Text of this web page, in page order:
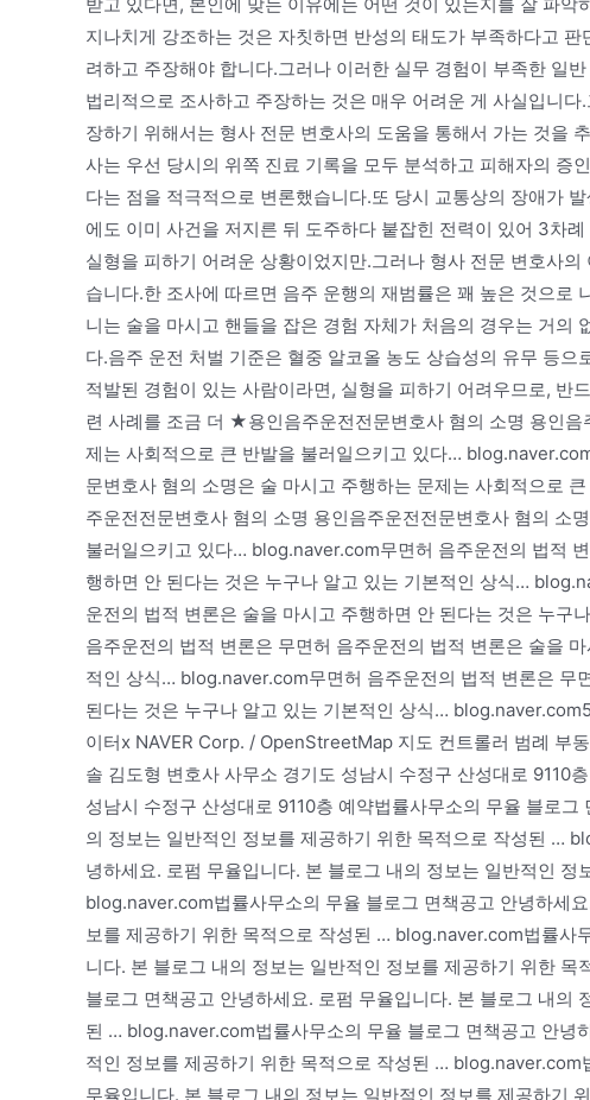
지나치게 강조하는 것은 자칫하면 반성의 태도가 부족하다고
려하고 주장해야 합니다.그러나 이러한 실무 경험이 부족한 일
법리적으로 조사하고 주장하는 것은 매우 어려운 게 사실입니
장하기 위해서는 형사 전문 변호사의 도움을 통해서 가는 것을
사는 우선 당시의 위쪽 진료 기록을 모두 분석하고 피해자의 증
다는 점을 적극적으로 변론했습니다.또 당시 교통상의 장애가
에도 이미 사건을 저지른 뒤 도주하다 붙잡힌 전력이 있어 3차
실형을 피하기 어려운 상황이었지만.그러나 형사 전문 변호사
습니다.한 조사에 따르면 음주 운행의 재범률은 꽤 높은 것으로
니는 술을 마시고 핸들을 잡은 경험 자체가 처음의 경우는 거의
다.음주 운전 처벌 기준은 혈중 알코올 농도 상습성의 유무 등
적발된 경험이 있는 사람이라면, 실형을 피하기 어려우므로,
련 사례를 조금 더 ★용인음주운전전문변호사 혐의 소명 용인
제는 사회적으로 큰 반발을 불러일으키고 있다…
문변호사 혐의 소명은 술 마시고 주행하는 문제는 사회적으로
주운전전문변호사 혐의 소명 용인음주운전전문변호사 혐의 소
불러일으키고 있다… blog.naver.com무면허 음주운전의 법적
행하면 안 된다는 것은 누구나 알고 있는 기본적인 상식…
운전의 법적 변론은 술을 마시고 주행하면 안 된다는 것은 누
음주운전의 법적 변론은 무면허 음주운전의 법적 변론은 술을
적인 상식… blog.naver.com무면허 음주운전의 법적 변론은 무
된다는 것은 누구나 알고 있는 기본적인 상식…
이터x NAVER Corp. / OpenStreetMap 지도 컨트롤러 범례 부동
솔 김도형 변호사 사무소 경기도 성남시 수정구 산성대로 9110
성남시 수정구 산성대로 9110층 예약법률사무소의 무율 블로
의 정보는 일반적인 정보를 제공하기 위한 목적으로 작성된 …
녕하세요. 로펌 무율입니다. 본 블로그 내의 정보는 일반적인
blog.naver.com법률사무소의 무율 블로그 면책공고 안녕하세
보를 제공하기 위한 목적으로 작성된 … blog.naver.com법률사
니다. 본 블로그 내의 정보는 일반적인 정보를 제공하기 위한
블로그 면책공고 안녕하세요. 로펌 무율입니다. 본 블로그 내의
된 … blog.naver.com법률사무소의 무율 블로그 면책공고 안녕
적인 정보를 제공하기 위한 목적으로 작성된 … blog.naver.com
무율입니다. 본 블로그 내의 정보는 일반적인 정보를 제공하기